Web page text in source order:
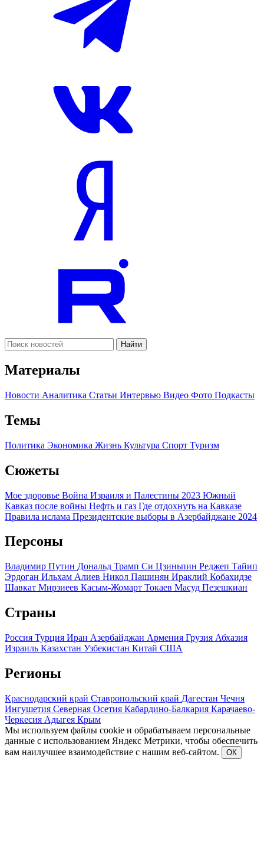
Найти
Материалы
Новости Аналитика Статьи Интервью Видео Фото Подкасты
Темы
Политика Экономика Жизнь Культура Спорт Туризм
Сюжеты
Мое здоровье Война Израиля и Палестины 2023 Южный
Кавказ после войны Нефть и газ Где отдохнуть на Кавказе
Правила ислама Президентские выборы в Азербайджане 2024
Персоны
Владимир Путин Дональд Трамп Си Цзиньпин Реджеп Тайип
Эрдоган Ильхам Алиев Никол Пашинян Ираклий Кобахидзе
Шавкат Мирзиеев Касым-Жомарт Токаев Масуд Пезешкиан
Страны
Россия Турция Иран Азербайджан Армения Грузия Абхазия
Израиль Казахстан Узбекистан Китай США
Регионы
Краснодарский край Ставропольский край Дагестан Чечня
Ингушетия Северная Осетия Кабардино-Балкария Карачаево-
Черкесия Адыгея Крым
Мы используем файлы cookie и обрабатываем персональные
данные с использованием Яндекс Метрики, чтобы обеспечить
вам наилучшее взаимодействие с нашим веб-сайтом.
ОК